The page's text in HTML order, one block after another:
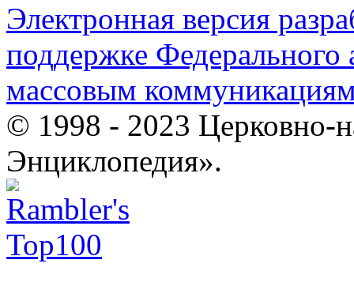
Электронная версия
поддержке Федерального
массовым
© 1998 - 2023 Церковно-
Энциклопедия».